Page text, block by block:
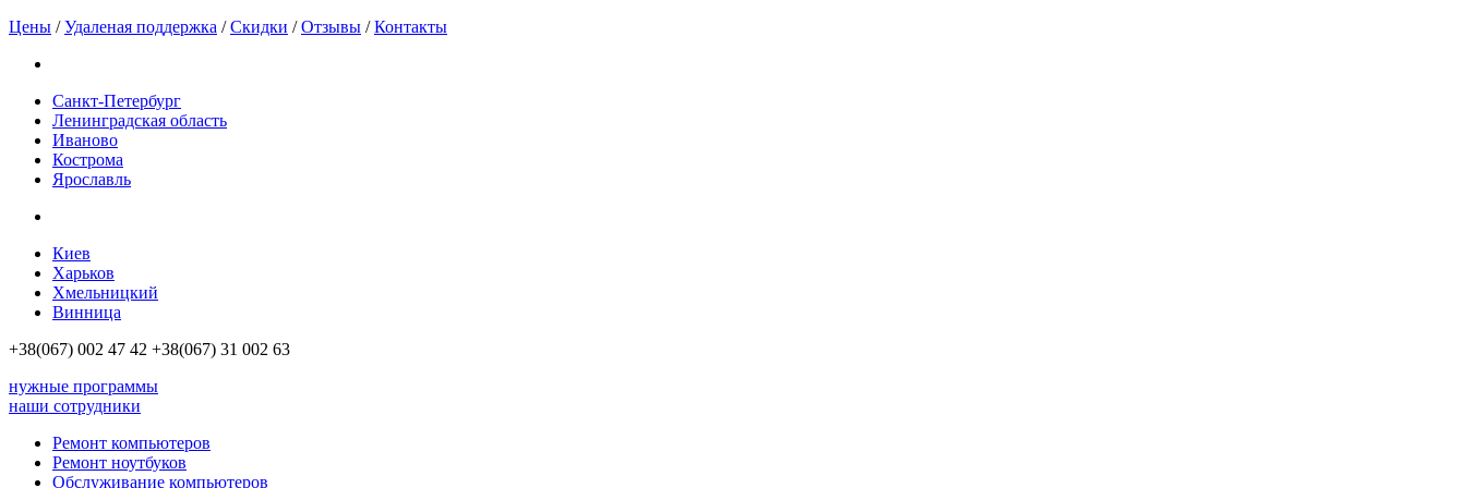
Цены /Удаленая поддержка /Скидки /Отзывы /Контакты
Санкт-Петербург
Ленинградская область
Иваново
Кострома
Ярославль
Киев
Харьков
Хмельницкий
Винница
+38(067) 002 47 42 +38(067) 31 002 63
нужные программы
наши сотрудники
Ремонт компьютеров
Ремонт ноутбуков
Обслуживание компьютеров